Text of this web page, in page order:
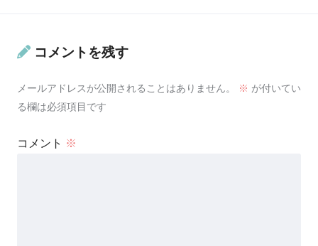
コメントを残す
メールアドレスが公開されることはありません。 ※ が付いてい
る欄は必須項目です
コメント ※